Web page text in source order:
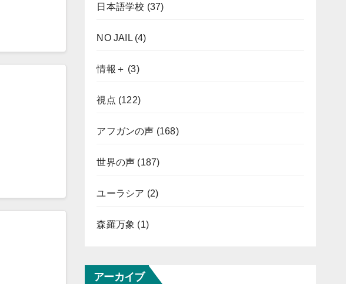
日本語学校 (37)
NO JAIL(4)
情報＋ (3)
視点 (122)
アフガンの声 (168)
世界の声 (187)
ユーラシア (2)
森羅万象 (1)
アーカイブ